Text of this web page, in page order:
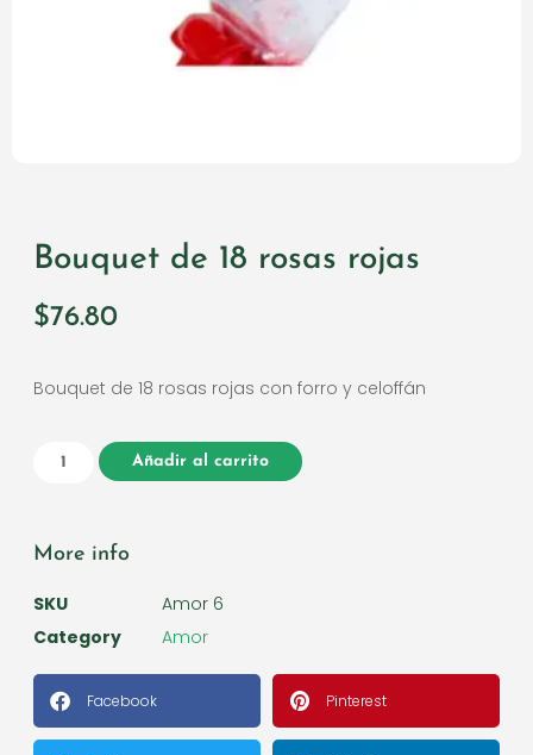
Bouquet de 18 rosas rojas
$76.80
Bouquet de 18 rosas rojas con forro y celoffán
Añadir al carrito
More info
SKU
Amor 6
Category
Amor
Facebook Pinterest